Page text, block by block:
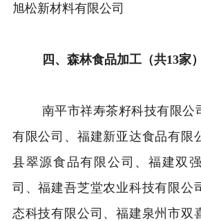
旭松新材料有限公司
四、森林食品加工（共13家）
南平市祥寿茶籽科技有限公
有限公司、福建新亚达食品有限
县翠源食品有限公司、福建双
司、福建吾芝堂农业科技有限公
态科技有限公司、福建泉州市双